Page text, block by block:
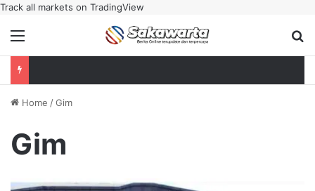
Track all markets on TradingView
Menu
Home /Gim
Gim